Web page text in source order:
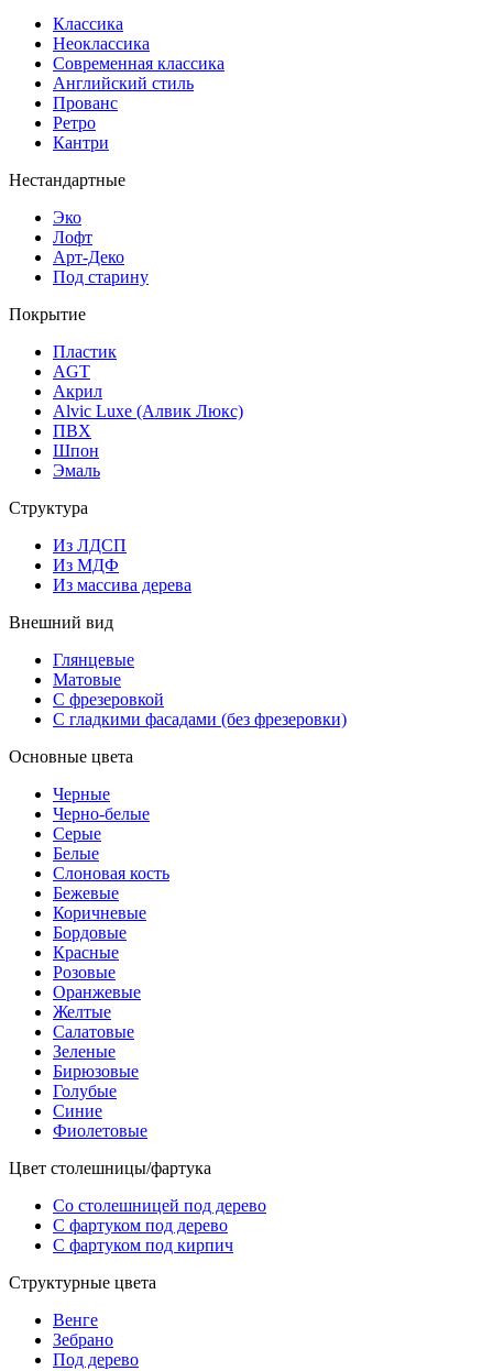
Классика
Неоклассика
Современная классика
Английский стиль
Прованс
Ретро
Кантри
Нестандартные
Эко
Лофт
Арт-Деко
Под старину
Покрытие
Пластик
AGT
Акрил
Alvic Luxe (Алвик Люкс)
ПВХ
Шпон
Эмаль
Структура
Из ЛДСП
Из МДФ
Из массива дерева
Внешний вид
Глянцевые
Матовые
С фрезеровкой
С гладкими фасадами (без фрезеровки)
Основные цвета
Черные
Черно-белые
Серые
Белые
Слоновая кость
Бежевые
Коричневые
Бордовые
Красные
Розовые
Оранжевые
Желтые
Салатовые
Зеленые
Бирюзовые
Голубые
Синие
Фиолетовые
Цвет столешницы/фартука
Со столешницей под дерево
С фартуком под дерево
С фартуком под кирпич
Структурные цвета
Венге
Зебрано
Под дерево